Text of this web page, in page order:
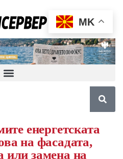
енергетската
на фасадата,
или замена на
MK